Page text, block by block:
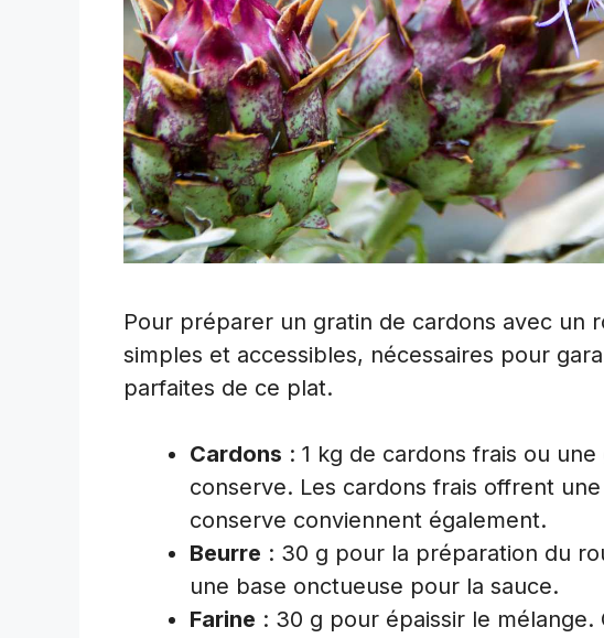
Pour préparer un gratin de cardons avec un
simples et accessibles, nécessaires pour
parfaites de ce plat.
Cardons : 1 kg de cardons frais ou
conserve. Les cardons frais offrent
conserve conviennent également.
Beurre : 30 g pour la préparation du
une base onctueuse pour la sauce.
Farine : 30 g pour épaissir le mélange.